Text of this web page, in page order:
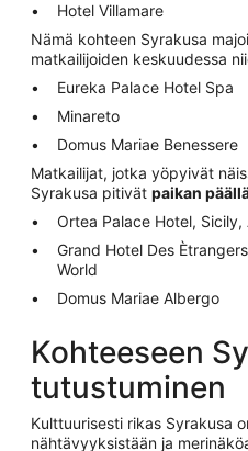
Hotel Villamare
Nämä kohteen Syrakusa
matkailijoiden keskuudessa
Eureka Palace Hotel Spa
Minareto
Domus Mariae Benessere
Matkailijat, jotka yöpyivät
Syrakusa pitivät paikan
Ortea Palace Hotel,
Grand Hotel Des
World
Domus Mariae Albergo
Kohteeseen
tutustuminen
Kulttuurisesti rikas Syrakusa
nähtävyyksistään ja